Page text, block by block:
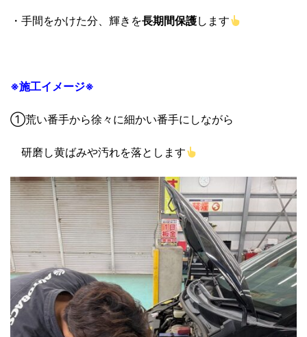
・手間をかけた分、輝きを長期間保護します
※施工イメージ※
①荒い番手から徐々に細かい番手にしながら
研磨し黄ばみや汚れを落とします